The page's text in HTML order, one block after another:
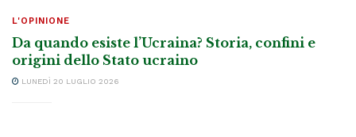
L'OPINIONE
Da quando esiste l’Ucraina? Storia, confini e
origini dello Stato ucraino
LUNEDÌ 20 LUGLIO 2026